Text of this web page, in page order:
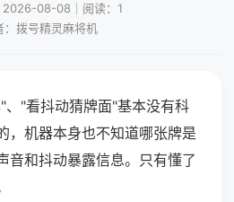
2026-08-08｜阅读：1
：拨号精灵麻将机
、"看抖动猜牌面"基本没有科
，机器本身也不知道哪张牌是
音和抖动暴露信息。只有懂了